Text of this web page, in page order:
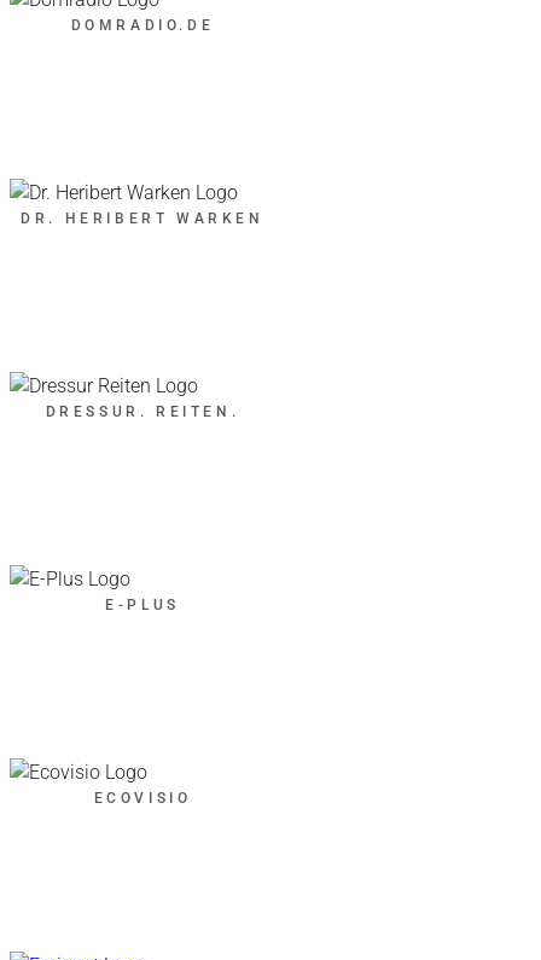
DOMRADIO.DE
DR. HERIBERT WARKEN
DRESSUR. REITEN.
E-PLUS
ECOVISIO